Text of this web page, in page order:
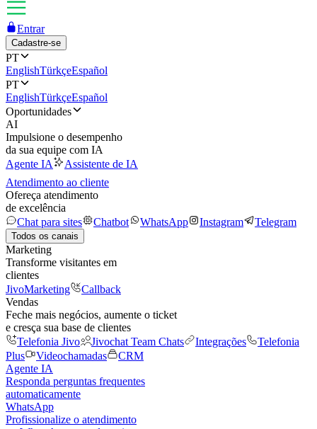
Entrar
Cadastre-se
PT
EnglishTürkçeEspañol
PT
EnglishTürkçeEspañol
Oportunidades
AI
Impulsione o desempenho
da sua equipe com IA
Agente IA
Assistente de IA
Atendimento ao cliente
Ofereça atendimento
de excelência
Chat para sites
Chatbot WhatsApp Instagram Telegram
Todos os canais
Marketing
Transforme visitantes em
clientes
JivoMarketing
Callback
Vendas
Feche mais negócios, aumente o ticket
e cresça sua base de clientes
Telefonia Jivo
Jivochat Team Chats Integrações
Telefonia
Plus
Videochamadas
CRM
Agente IA
Responda perguntas frequentes
automaticamente
WhatsApp
Profissionalize o atendimento